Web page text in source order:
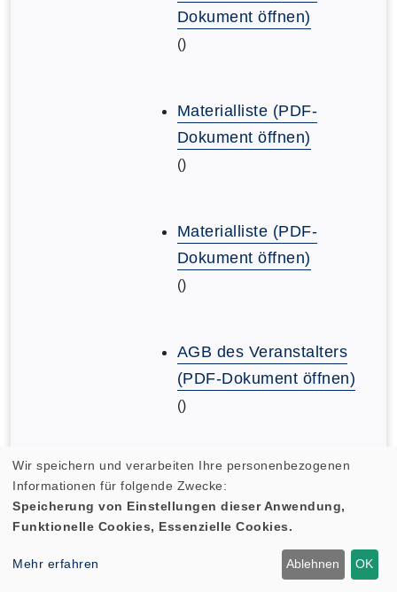
Dokument öffnen)
()
Materialliste (PDF-
Dokument öffnen)
()
Materialliste (PDF-
Dokument öffnen)
()
AGB des Veranstalters
(PDF-Dokument öffnen)
()
AGB des Veranstalters
(PDF-Dokument öffnen)
()
Wir speichern und verarbeiten Ihre personenbezogenen
Informationen für folgende Zwecke:
Speicherung von Einstellungen dieser Anwendung,
Funktionelle Cookies, Essenzielle Cookies.
Mehr erfahren Ablehnen OK